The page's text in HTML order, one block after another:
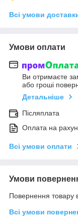
Всі умови
Умови оплати
Ви отримаєте
або гроші
Детальніше
Післяплата
Оплата на
Всі умови оплати
Умови
Повернення товару
Всі умови